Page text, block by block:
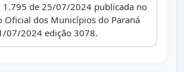
1.795 de 25/07/2024 publicada no
Oficial dos Municípios do Paraná
07/2024 edição 3078.